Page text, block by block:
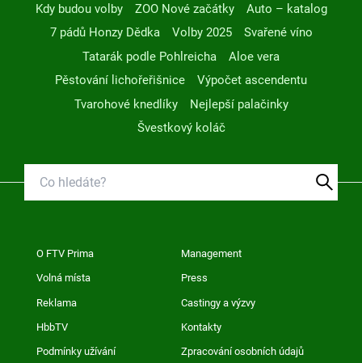
Kdy budou volby
ZOO Nové začátky
Auto – katalog
7 pádů Honzy Dědka
Volby 2025
Svařené víno
Tatarák podle Pohlreicha
Aloe vera
Pěstování lichořeřišnice
Výpočet ascendentu
Tvarohové knedlíky
Nejlepší palačinky
Švestkový koláč
O FTV Prima Management
Volná místa Press
Reklama Castingy a výzvy
HbbTV Kontakty
Podmínky užívání Zpracování osobních údajů